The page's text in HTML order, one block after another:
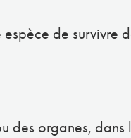
de survivre
organes, dans